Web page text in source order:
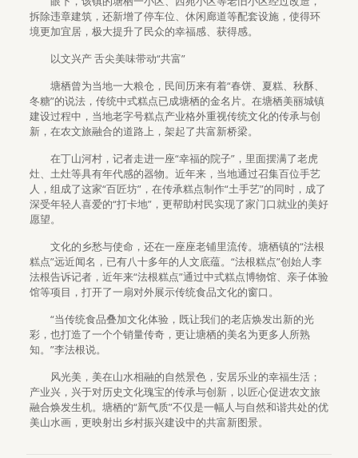
拆除违章建筑，还新增了停车位、休闲廊道等配套设施，使得环
境更加宜居，极大提升了民众的幸福感、获得感。
以文兴产 舌尖美味带动“共富”
塘栖曾为当地一大粮仓，民间历来有着“春饼、夏糕、秋酥、
冬糖”的说法，传统中式糕点已成塘栖的金名片。在塘栖美丽城镇
建设过程中，当地老字号糕点产业格外重视传统文化的传承与创
新，在农文旅融合的道路上，架起了共富新桥梁。
在丁山河村，记者走进一座“幸福的院子”，里面摆满了老虎
灶、土灶等具有年代感的器物。近年来，当地通过召集百位手艺
人，组成了这家“百匠坊”，在传承糕点制作“土手艺”的同时，成了
深受年轻人喜爱的“打卡地”，更帮助村民实现了家门口就业的美好
愿望。
文化的乡愁与使命，还在一座座老铺里流传。塘栖镇的“法根
糕点”远近闻名，已有八十多年的人文底蕴。“法根糕点”创始人李
法根告诉记者，近年来“法根糕点”通过中式糕点博物馆、亲子体验
馆等项目，打开了一扇对外展示传统食品文化的窗口。
“当传统食品叠加文化体验，既让我们的老店焕发出新的光
彩，也打造了一个个销量传奇，更让塘栖的美名为更多人所熟
知。”李法根说。
风光美，美在山水相融的自然景色，安居乐业的幸福生活；
产业兴，兴于对历史文化瑰宝的传承与创新，以匠心促进农文旅
融合焕发生机。塘栖的“新气质”不仅是一幅人与自然和谐共处的优
美山水画，更映射出乡村振兴建设中的共富新图景。